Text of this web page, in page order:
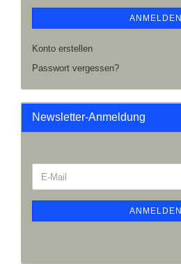
ANMELDEN
Konto erstellen
Passwort vergessen?
Newsletter-Anmeldung
ANMELDEN